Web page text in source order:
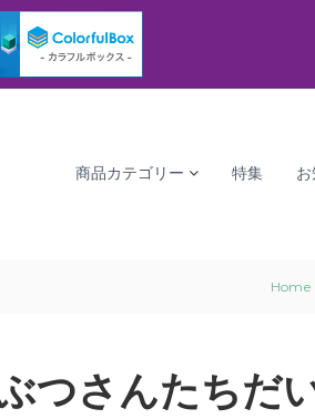
商品カテゴリー 特集
Home
つさんたちだ